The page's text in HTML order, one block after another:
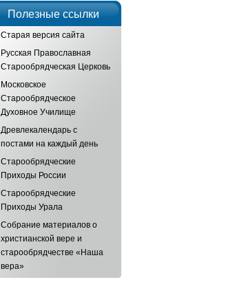
Полезные ссылки
Старая версия сайта
Русская Православная
Старообрядческая Церковь
Московское
Старообрядческое
Духовное Училище
Древлекалендарь с
постами на каждый день
Старообрядческие
Приходы России
Старообрядческие
Приходы Урала
Собрание материалов о
христианской вере и
старообрядчестве «Наша
вера»